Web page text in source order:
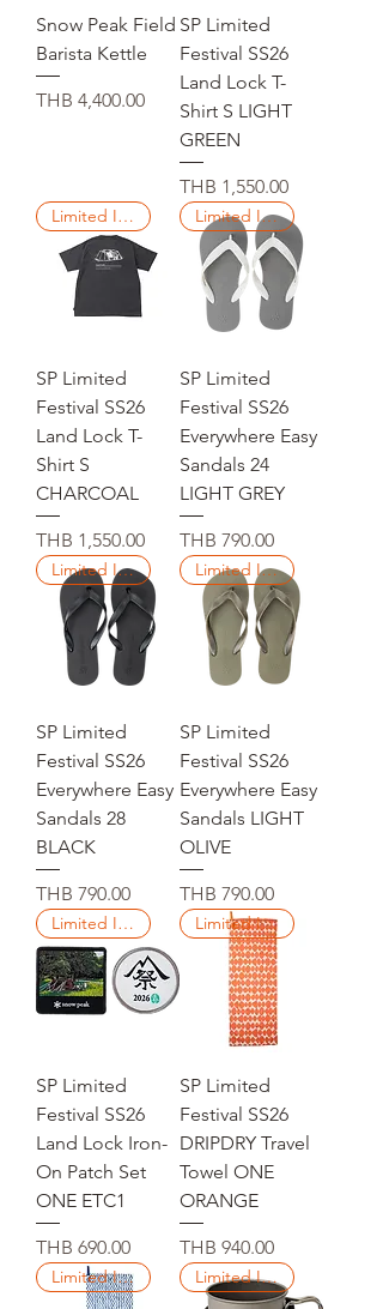
Snow Peak Field
Barista Kettle
Price
THB 4,400.00
SP Limited
Festival SS26
Land Lock T-
Shirt S LIGHT
GREEN
Price
THB 1,550.00
Limited Items
SP Limited
Festival SS26
Land Lock T-
Shirt S
CHARCOAL
Price
THB 1,550.00
Limited Items
SP Limited
Festival SS26
Everywhere Easy
Sandals 24
LIGHT GREY
Price
THB 790.00
Limited Items
SP Limited
Festival SS26
Everywhere Easy
Sandals 28
BLACK
Price
THB 790.00
Limited Items
SP Limited
Festival SS26
Everywhere Easy
Sandals LIGHT
OLIVE
Price
THB 790.00
Limited Items
SP Limited
Festival SS26
Land Lock Iron-
On Patch Set
ONE ETC1
Price
THB 690.00
Limited Items
SP Limited
Festival SS26
DRIPDRY Travel
Towel ONE
ORANGE
Price
THB 940.00
Limited Items Limited Items